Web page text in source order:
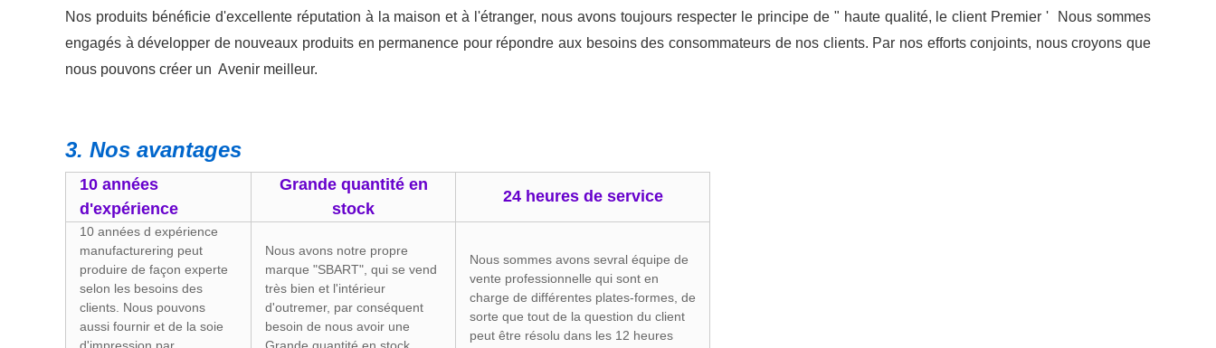
Nos produits bénéficie d'excellente réputation à la maison et à l'étranger, nous avons toujours respecter le principe de " haute qualité, le client Premier ' Nous sommes
engagés à développer de nouveaux produits en permanence pour répondre aux besoins des consommateurs de nos clients. Par nos efforts conjoints, nous croyons que
nous pouvons créer un Avenir meilleur.
3. Nos avantages
10 années
d'expérience
Grande quantité en
stock
24 heures de service
10 années d expérience
manufacturering peut
produire de façon experte
selon les besoins des
clients. Nous pouvons
aussi fournir et de la soie
Nous avons notre propre
marque "SBART", qui se vend
très bien et l'intérieur
d'outremer, par conséquent
besoin de nous avoir une
Nous sommes avons sevral équipe de
vente professionnelle qui sont en
charge de différentes plates-formes, de
sorte que tout de la question du client
peut être résolu dans les 12 heures